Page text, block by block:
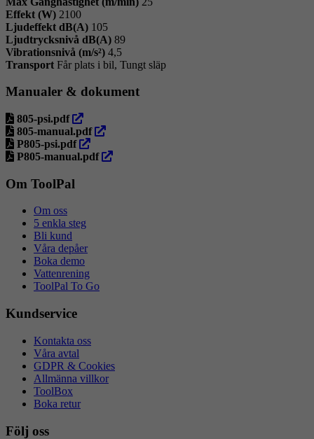
Effekt (W) 2100
Ljudeffekt dB(A) 105
Ljudtrycksnivå dB(A) 89
Vibrationsnivå (m/s²) 4,5
Transport Får plats i bil, Tungt släp
Manualer & dokument
805-psi.pdf öppna
i
ny
flik
805-manual.pdf öppna
ny
P805-psi.pdf öppna
i
P805-manual.pdf öppna
Om ToolPal
Om oss
5 enkla steg
Bli kund
Våra depåer
Boka demo
Vattenrening
ToolPal To Go
Kundservice
Kontakta oss
Våra avtal
GDPR & Cookies
Allmänna villkor
ToolBox
Boka retur
Följ oss